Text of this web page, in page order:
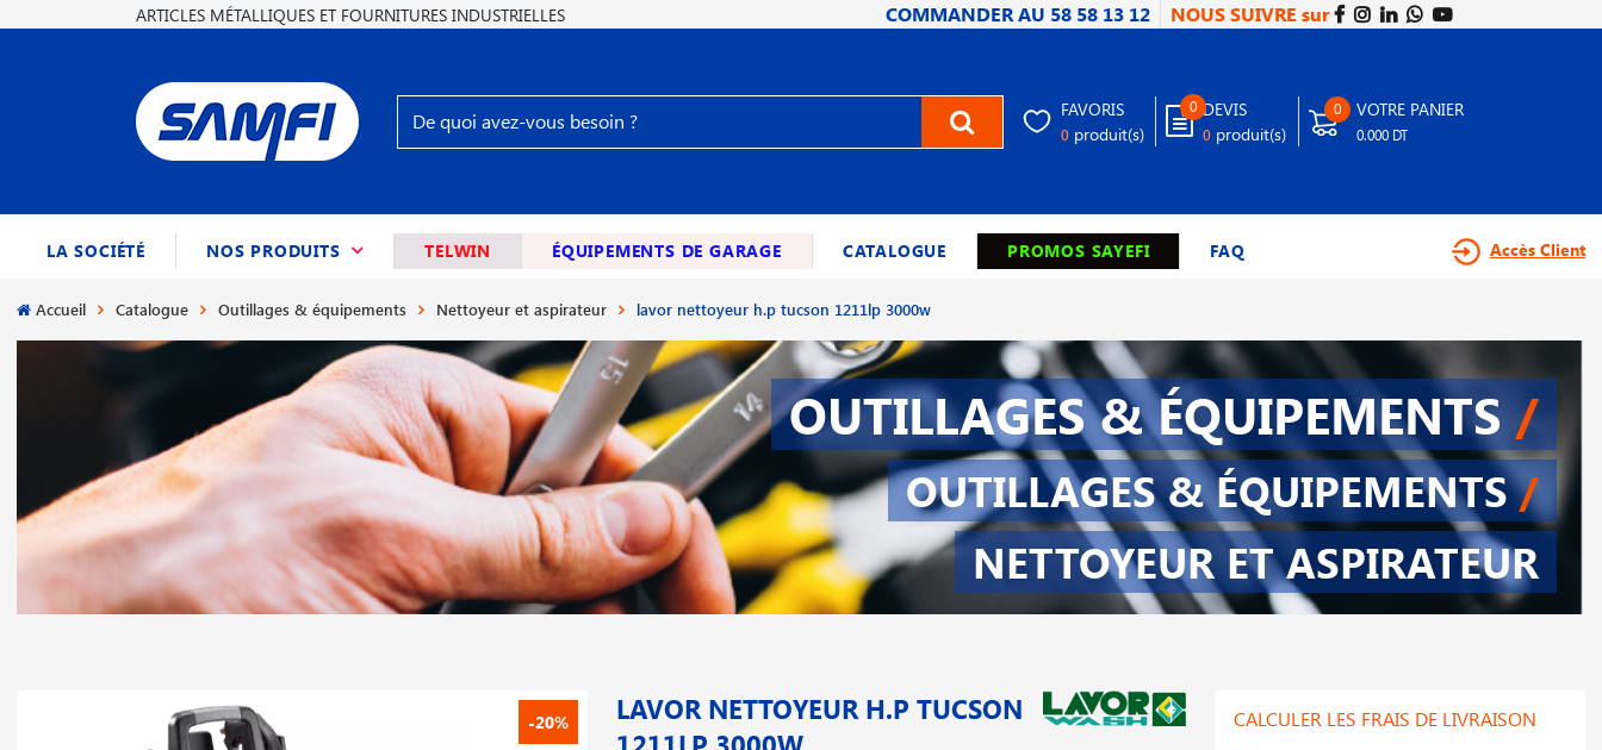
ARTICLES MÉTALLIQUES ET FOURNITURES INDUSTRIELLES COMMANDER AU 58 58 13 12 NOUS SUIVRE sur
FAVORIS
0 produit(s)
0 DEVIS
0 produit(s)
0 VOTRE PANIER
0.000 DT
LA SOCIÉTÉ NOS PRODUITS (CURRENT)TELWIN ÉQUIPEMENTS DE GARAGE CATALOGUE PROMOS SAYEFI FAQ Accès Client
Accueil Catalogue Outillages & équipements Nettoyeur et aspirateur lavor nettoyeur h.p tucson 1211lp 3000w
OUTILLAGES & ÉQUIPEMENTS /
OUTILLAGES & ÉQUIPEMENTS/
NETTOYEUR ET ASPIRATEUR
-20%
LAVOR NETTOYEUR H.P TUCSON
CALCULER LES FRAIS DE LIVRAISON